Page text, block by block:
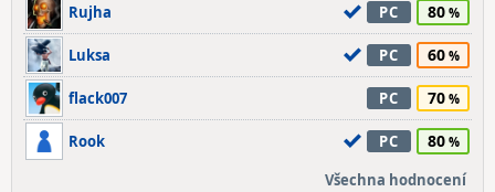
Rujha PC 80
Luksa PC 60
flack007 PC 70
Rook PC 80
Všechna hodnocení